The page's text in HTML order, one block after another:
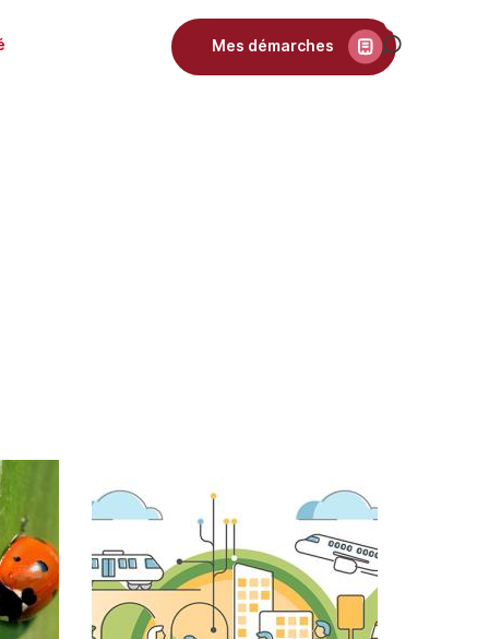
Mes démarches